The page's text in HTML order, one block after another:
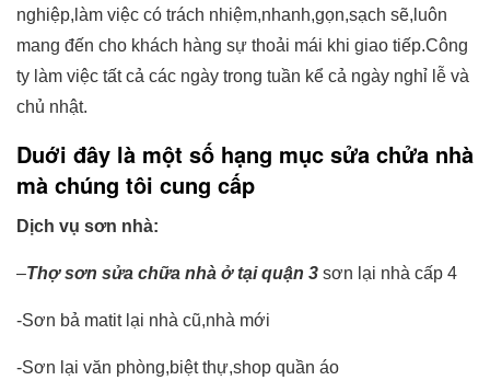
nghiệp,làm việc có trách nhiệm,nhanh,gọn,sạch sẽ,luôn
mang đến cho khách hàng sự thoải mái khi giao tiếp.Công
ty làm việc tất cả các ngày trong tuần kể cả ngày nghỉ lễ và
chủ nhật.
Duới đây là một số hạng mục sửa chửa nhà
mà chúng tôi cung cấp
Dịch vụ sơn nhà:
–Thợ sơn sửa chữa nhà ở tại quận 3 sơn lại nhà cấp 4
-Sơn bả matit lại nhà cũ,nhà mới
-Sơn lại văn phòng,biệt thự,shop quần áo